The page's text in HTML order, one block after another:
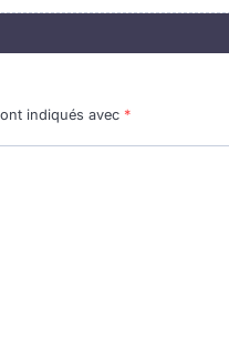
indiqués avec *